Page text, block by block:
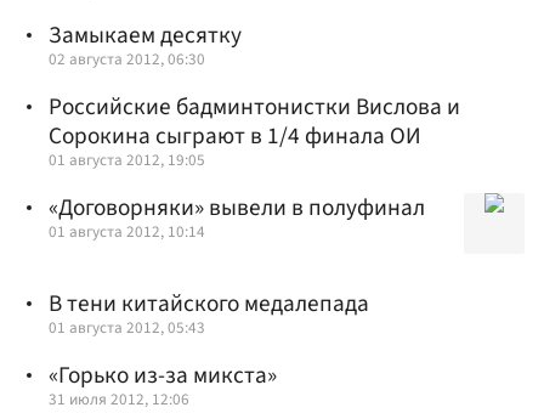
Замыкаем десятку
02 августа 2012, 06:30
Российские бадминтонистки Вислова и
Сорокина сыграют в 1/4 финала ОИ
01 августа 2012, 19:05
«Договорняки» вывели в полуфинал
01 августа 2012, 10:14
В тени китайского медалепада
01 августа 2012, 05:43
«Горько из-за микста»
31 июля 2012, 12:06